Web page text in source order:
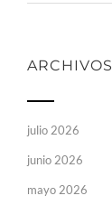
ARCHIVOS
julio 2026
junio 2026
mayo 2026